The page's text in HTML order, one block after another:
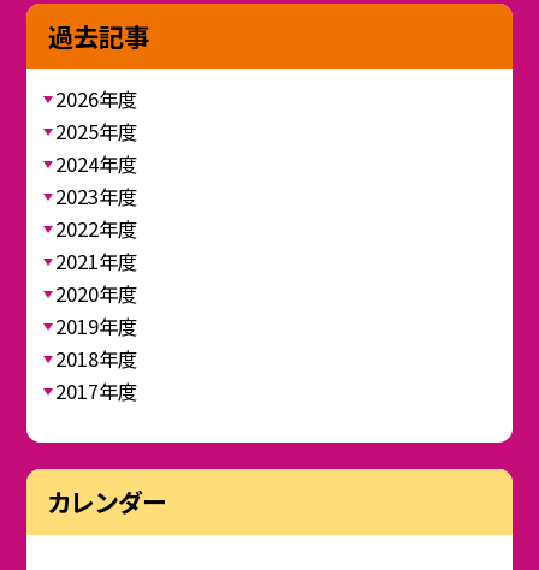
過去記事
2026年度
2025年度
2024年度
2023年度
2022年度
2021年度
2020年度
2019年度
2018年度
2017年度
カレンダー